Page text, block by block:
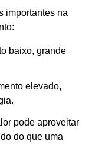
importantes na
baixo, grande
elevado,
pode aproveitar
do que uma